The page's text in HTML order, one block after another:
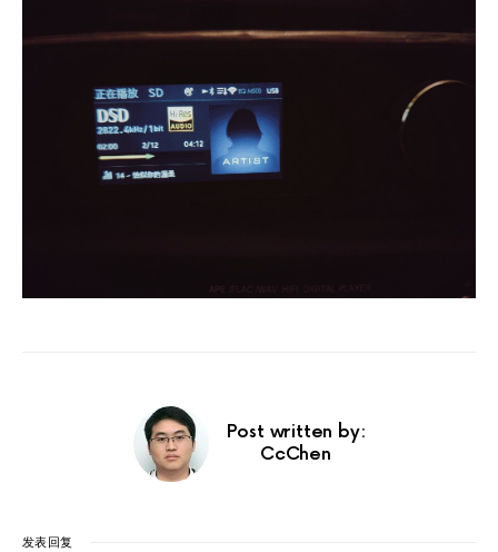
Post written by:
CcChen
发表回复